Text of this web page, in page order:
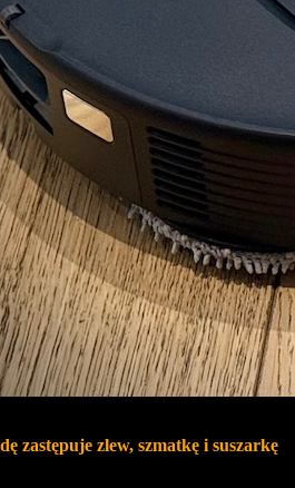
zastępuje zlew, szmatkę i suszarkę